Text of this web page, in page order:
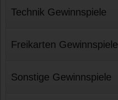
Technik Gewinnspiele
Freikarten Gewinnspiele
Sonstige Gewinnspiele